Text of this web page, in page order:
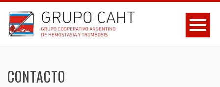
CONTACTO